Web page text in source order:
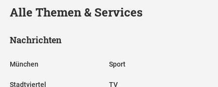
Alle Themen & Services
Nachrichten
München
Stadtviertel
Sport
TV